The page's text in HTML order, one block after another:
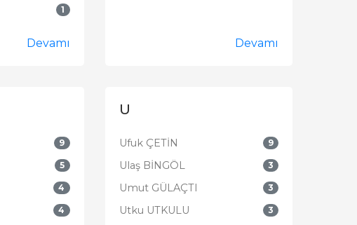
1
Devamı Devamı
9
5
4
4
U
Ufuk ÇETİN 9
Ulaş BİNGÖL 3
Umut GÜLAÇTI 3
Utku UTKULU 3